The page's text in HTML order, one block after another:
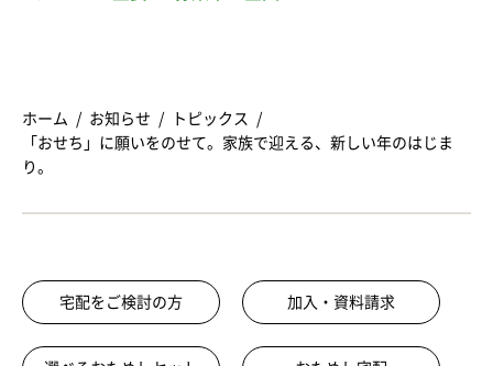
ホーム お知らせ
トピックス
「おせち」に願いをのせて。家族で迎える、新しい年のはじま
り。
宅配をご検討の方 加入・資料請求